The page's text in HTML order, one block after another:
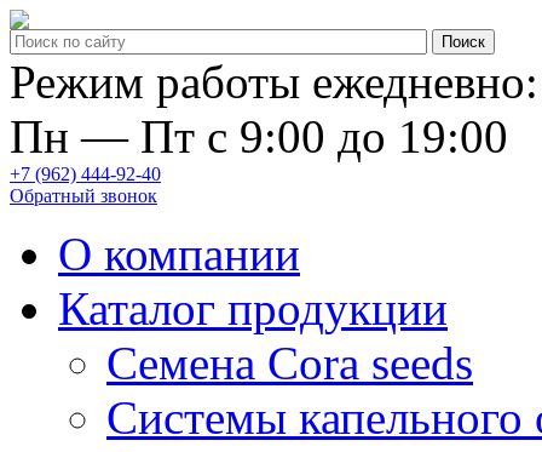
Режим работы ежедневно:
Пн — Пт с 9:00 до 19:00
+7 (962) 444-92-40
Обратный звонок
О компании
Каталог продукции
Семена Cora seeds
Системы